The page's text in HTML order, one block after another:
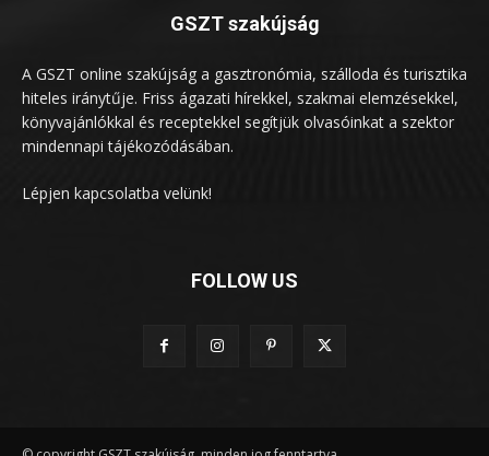
GSZT szakújság
A GSZT online szakújság a gasztronómia, szálloda és turisztika
hiteles iránytűje. Friss ágazati hírekkel, szakmai elemzésekkel,
könyvajánlókkal és receptekkel segítjük olvasóinkat a szektor
mindennapi tájékozódásában.
Lépjen kapcsolatba velünk!
FOLLOW US